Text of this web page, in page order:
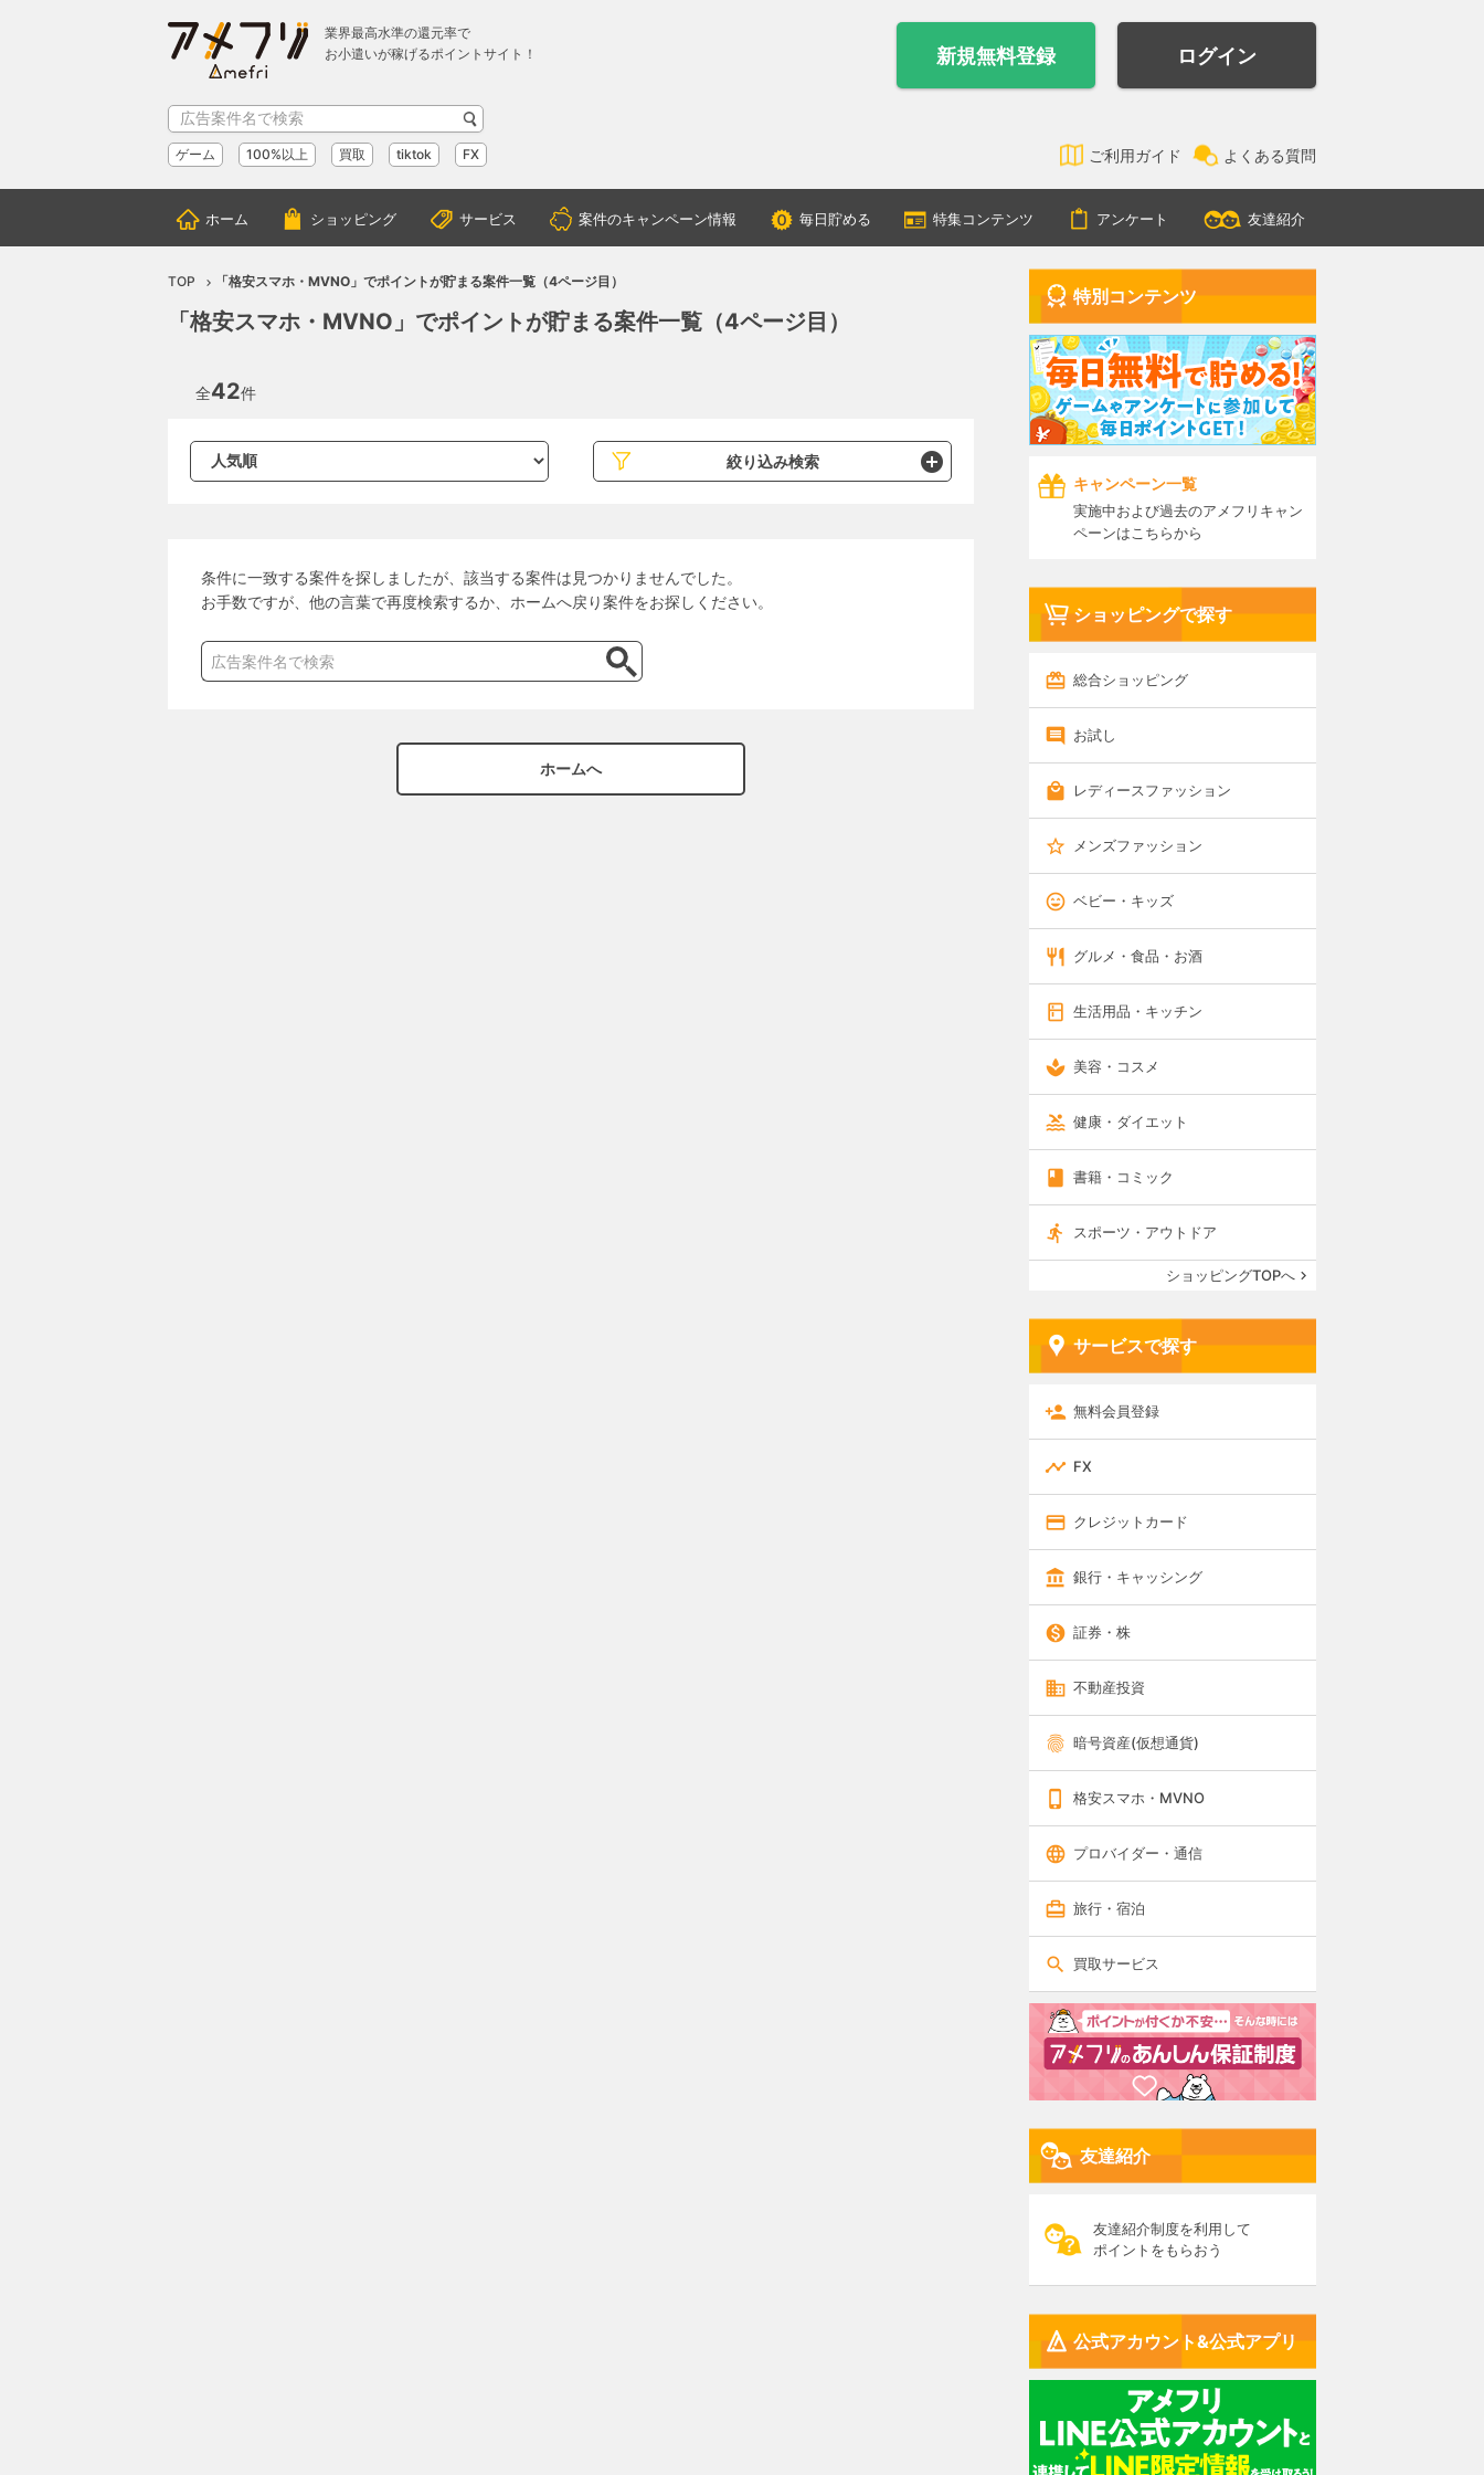
業界最高水準の還元率で
お小遣いが稼げるポイントサイト！
新規無料登録 ログイン
ゲーム 100%以上 買取 tiktok FX ご利用ガイド よくある質問
ホーム ショッピング サービス 案件のキャンペーン情報 毎日貯める 特集コンテンツ アンケート 友達紹介
TOP 「格安スマホ・MVNO」でポイントが貯まる案件一覧（4ページ目）
「格安スマホ・MVNO」でポイントが貯まる案件一覧（4ページ目）
全42件
絞り込み検索
条件に一致する案件を探しましたが、該当する案件は見つかりませんでした。
お手数ですが、他の言葉で再度検索するか、ホームへ戻り案件をお探しください。
ホームへ
特別コンテンツ
キャンペーン一覧
実施中および過去のアメフリキャン
ペーンはこちらから
ショッピングで探す
総合ショッピング
お試し
レディースファッション
メンズファッション
ベビー・キッズ
グルメ・食品・お酒
生活用品・キッチン
美容・コスメ
健康・ダイエット
書籍・コミック
スポーツ・アウトドア
ショッピングTOPへ
サービスで探す
無料会員登録
FX
クレジットカード
銀行・キャッシング
証券・株
不動産投資
暗号資産(仮想通貨)
格安スマホ・MVNO
プロバイダー・通信
旅行・宿泊
買取サービス
友達紹介
友達紹介制度を利用して
ポイントをもらおう
公式アカウント&公式アプリ